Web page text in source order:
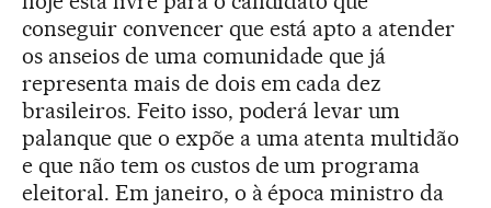
conseguir convencer que está apto a atender
os anseios de uma comunidade que já
representa mais de dois em cada dez
brasileiros. Feito isso, poderá levar um
palanque que o expõe a uma atenta multidão
e que não tem os custos de um programa
eleitoral. Em janeiro, o à época ministro da